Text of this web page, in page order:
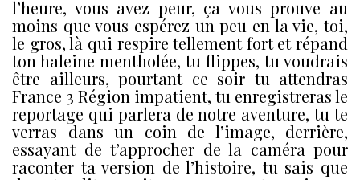
l’heure, vous avez peur, ça vous prouve au
moins que vous espérez un peu en la vie, toi,
le gros, là qui respire tellement fort et répand
ton haleine mentholée, tu flippes, tu voudrais
être ailleurs, pourtant ce soir tu attendras
France 3 Région impatient, tu enregistreras le
reportage qui parlera de notre aventure, tu te
verras dans un coin de l’image, derrière,
essayant de t’approcher de la caméra pour
raconter ta version de l’histoire, tu sais que